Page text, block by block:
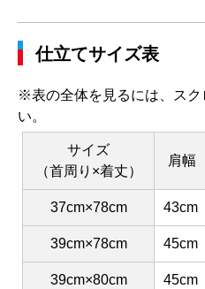
仕立てサイズ表
※表の全体を見るには、スク
い。
サイズ
（首周り×着丈）
肩幅
37cm×78cm 43cm
39cm×78cm 45cm
39cm×80cm 45cm